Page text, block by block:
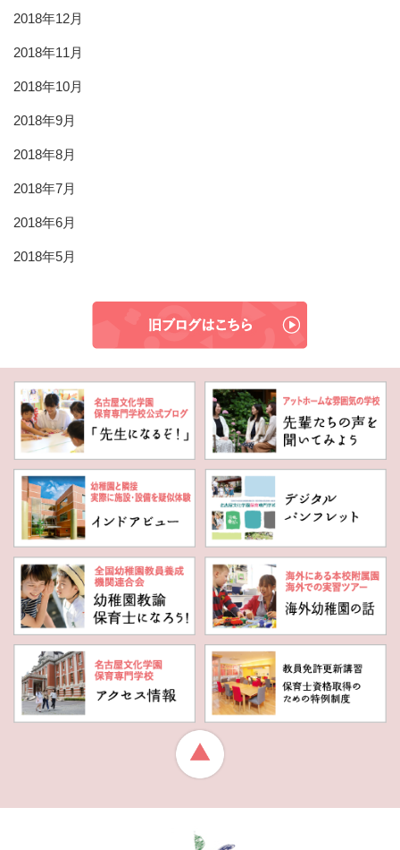
2018年12月
2018年11月
2018年10月
2018年9月
2018年8月
2018年7月
2018年6月
2018年5月